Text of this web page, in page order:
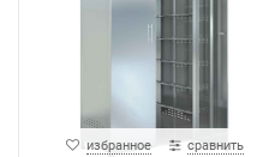
избранное сравнить